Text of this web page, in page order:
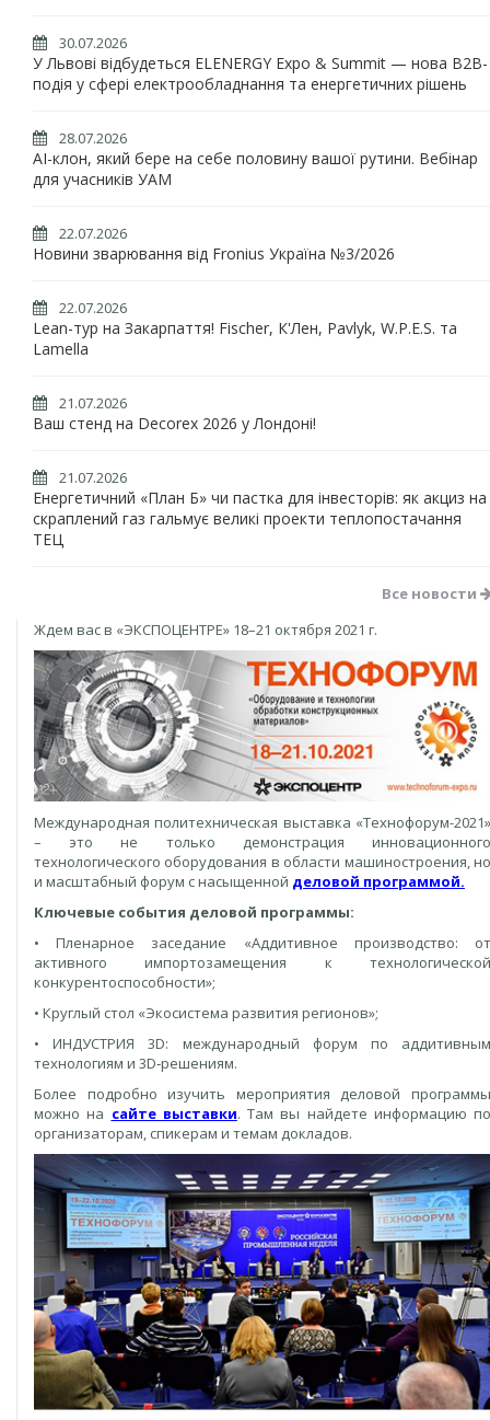
30.07.2026
У Львові відбудеться ELENERGY Expo & Summit — нова B2B-
подія у сфері електрообладнання та енергетичних рішень
28.07.2026
AI-клон, який бере на себе половину вашої рутини. Вебінар
для учасників УАМ
22.07.2026
Новини зварювання від Fronius Україна №3/2026
22.07.2026
Lean-тур на Закарпаття! Fischer, К'Лен, Pavlyk, W.P.E.S. та
Lamella
21.07.2026
Ваш стенд на Decorex 2026 у Лондоні!
21.07.2026
Енергетичний «План Б» чи пастка для інвесторів: як акциз на
скраплений газ гальмує великі проекти теплопостачання
ТЕЦ
Все новости
Ждем вас в «ЭКСПОЦЕНТРЕ» 18–21 октября 2021 г.
Международная политехническая выставка «Технофорум-2021»
– это не только демонстрация инновационного
технологического оборудования в области машиностроения, но
и масштабный форум с насыщенной деловой программой.
Ключевые события деловой программы:
• Пленарное заседание «Аддитивное производство: от
активного импортозамещения к технологической
конкурентоспособности»;
• Круглый стол «Экоcистема развития регионов»;
• ИНДУСТРИЯ 3D: международный форум по аддитивным
технологиям и 3D‑решениям.
Более подробно изучить мероприятия деловой программы
можно на сайте выставки. Там вы найдете информацию по
организаторам, спикерам и темам докладов.